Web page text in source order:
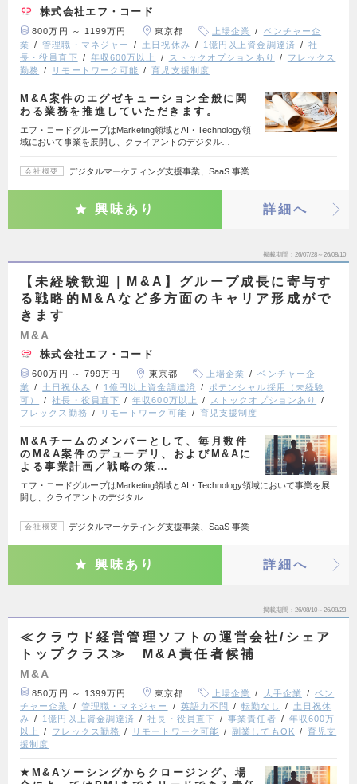
株式会社エフ・コード
800万円 ～ 1199万円 東京都 上場企業
ベンチャー企
業
管理職・マネジャー 土日祝休み 1億円以上資金調達済
社
長・役員直下
年収600万以上 ストックオプションあり
フレックス
勤務
リモートワーク可能 育児支援制度
M&A案件のエグゼキューション全般に関
わる業務を推進していただきます。
エフ・コードグループはMarketing領域とAI・Technology領
域において事業を展開し、クライアントのデジタル…
会社概要 デジタルマーケティング支援事業、SaaS 事業
興味あり 詳細へ
掲載期間 26/07/28～26/08/10
【未経験歓迎｜M&A】グループ成長に寄与す
る戦略的M&Aなど多方面のキャリア形成がで
きます
M&A
株式会社エフ・コード
600万円 ～ 799万円 東京都 上場企業
ベンチャー企
業
土日祝休み 1億円以上資金調達済
ポテンシャル採用（未経験
可）
社長・役員直下 年収600万以上
ストックオプションあり
フレックス勤務
リモートワーク可能 育児支援制度
M&Aチームのメンバーとして、毎月数件
のM&A案件のデューデリ、およびM&Aに
よる事業計画／戦略の策…
エフ・コードグループはMarketing領域とAI・Technology領域において事業を展
開し、クライアントのデジタル…
会社概要 デジタルマーケティング支援事業、SaaS 事業
興味あり 詳細へ
掲載期間 26/08/10～26/08/23
≪クラウド経営管理ソフトの運営会社/シェア
トップクラス≫ M&A責任者候補
M&A
850万円 ～ 1399万円 東京都 上場企業 大手企業
ベン
チャー企業
管理職・マネジャー 英語力不問 転勤なし
土日祝休
み
1億円以上資金調達済 社長・役員直下 事業責任者
年収600万
以上
フレックス勤務 リモートワーク可能 副業してもOK
育児支
援制度
★M&Aソーシングからクロージング、場